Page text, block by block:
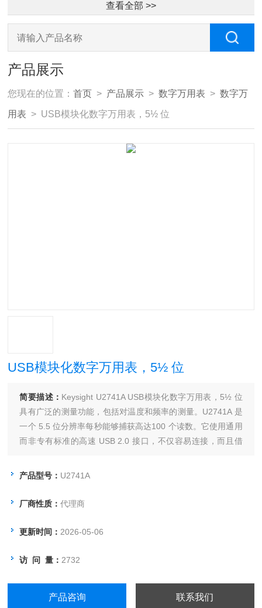
查看全部 >>
产品展示
您现在的位置：首页 > 产品展示 >数字万用表 >数字万
用表 > USB模块化数字万用表，5½ 位
USB模块化数字万用表，5½ 位
简要描述： Keysight U2741A USB模块化数字万用表，5½ 位
具有广泛的测量功能，包括对温度和频率的测量。U2741A 是
一个 5.5 位分辨率每秒能够捕获高达100 个读数。它使用通用
而非专有标准的高速 USB 2.0 接口，不仅容易连接，而且借
产品型号： U2741A
厂商性质：代理商
更新时间： 2026-05-06
访 问 量： 2732
产品咨询 联系我们